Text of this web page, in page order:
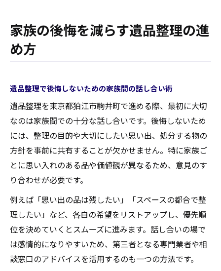
家族の後悔を減らす遺品整理の進
め方
遺品整理で後悔しないための家族間の話し合い術
遺品整理を東京都狛江市駒井町で進める際、最初に大切
なのは家族間での十分な話し合いです。後悔しないため
には、整理の目的や大切にしたい思い出、処分する物の
方針を事前に共有することが欠かせません。特に家族ご
とに思い入れのある品や価値観が異なるため、意見のす
り合わせが必要です。
例えば「思い出の品は残したい」「スペースの都合で整
理したい」など、各自の希望をリストアップし、優先順
位を決めていくとスムーズに進みます。話し合いの場で
は感情的になりやすいため、第三者となる専門業者や相
談窓口のアドバイスを活用するのも一つの方法です。